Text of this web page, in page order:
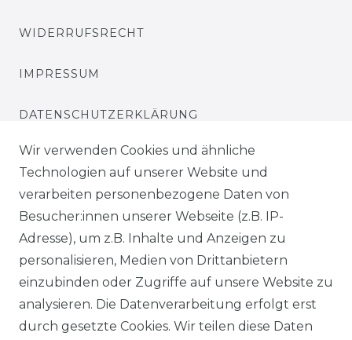
WIDERRUFSRECHT
IMPRESSUM
DATENSCHUTZERKLÄRUNG
BARRIEREFREIHEITSERKLÄRUNG
SERVICE & INFOS
MONTAGESERVICE
VERSANDKOSTEN
Wir verwenden Cookies und ähnliche
Technologien auf unserer Website und
verarbeiten personenbezogene Daten von
Besucher:innen unserer Webseite (z.B. IP-
Adresse), um z.B. Inhalte und Anzeigen zu
personalisieren, Medien von Drittanbietern
einzubinden oder Zugriffe auf unsere Website zu
analysieren. Die Datenverarbeitung erfolgt erst
durch gesetzte Cookies. Wir teilen diese Daten